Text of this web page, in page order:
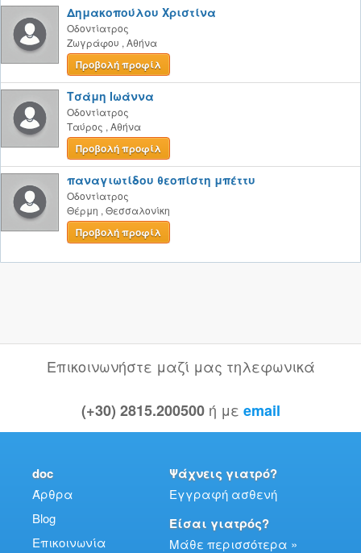
Δημακοπούλου Χριστίνα
Οδοντίατρος
Ζωγράφου , Αθήνα
Προβολή προφίλ
Τσάμη Ιωάννα
Οδοντίατρος
Ταύρος , Αθήνα
Προβολή προφίλ
παναγιωτίδου θεοπίστη μπέττυ
Οδοντίατρος
Θέρμη , Θεσσαλονίκη
Προβολή προφίλ
Επικοινωνήστε μαζί μας τηλεφωνικά
(+30) 2815.200500 ή με email
doc
Άρθρα
Blog
Επικοινωνία
Ψάχνεις γιατρό?
Εγγραφή ασθενή
Είσαι γιατρός?
Μάθε περισσότερα »